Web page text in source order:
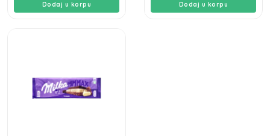
Dodaj u korpu Dodaj u korpu